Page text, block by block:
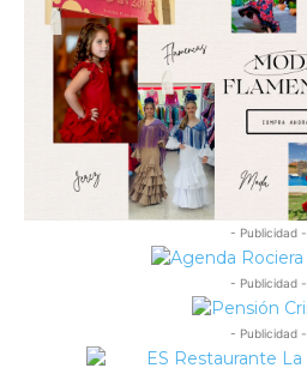
- Publicidad -
- Publicidad -
- Publicidad -